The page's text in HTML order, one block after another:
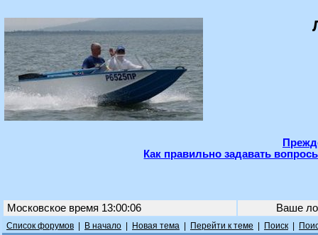
Как правильно задавать
Московское время 13:00:06 Ваше
Список форумов В начало Новая тема Перейти к теме Поиск